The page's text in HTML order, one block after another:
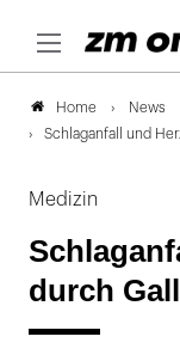
Home
News
Schlaganfall und
Medizin
durch